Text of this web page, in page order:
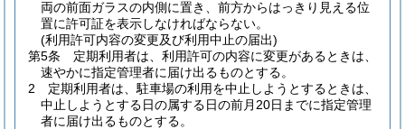
両の前面ガラスの内側に置き、前方からはっきり見える位
置に許可証を表示しなければならない。
(利用許可内容の変更及び利用中止の届出)
第5条
定期利用者は、利用許可の内容に変更があるときは、
速やかに指定管理者に届け出るものとする。
2
定期利用者は、駐車場の利用を中止しようとするときは、
中止しようとする日の属する日の前月20日までに指定管理
者に届け出るものとする。